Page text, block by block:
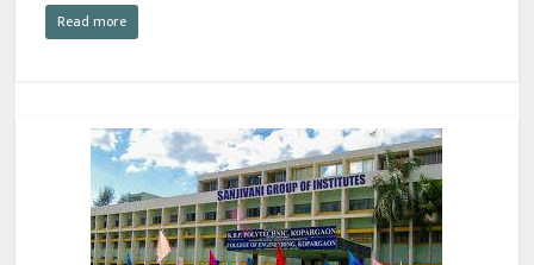
Read more